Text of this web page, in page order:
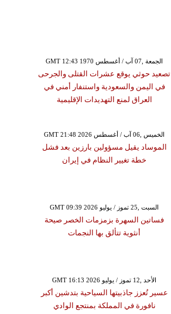
GMT 12:43 1970 الجمعة ,07 آب / أغسطس
تصعيد حوثي يوقع عشرات القتلى والجرحى
في اليمن والسعودية واستنفار أمني في
العراق لمنع التهديدات الإقليمية
GMT 21:48 2026 الخميس ,06 آب / أغسطس
الموساد يقيل مسؤولين بارزين بعد فشل
خطة تغيير النظام في إيران
GMT 09:39 2026 السبت ,25 تموز / يوليو
فساتين السهرة بزمزمات الخصر صيحة
أنثوية تتألق بها النجمات
GMT 16:13 2026 الأحد ,12 تموز / يوليو
عسير تُعزز جاذبيتها السياحية بتدشين أكبر
نافورة في المملكة بمنتجع الوادي